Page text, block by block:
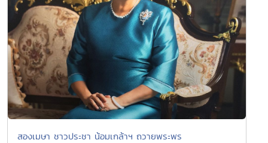
สองเมษา ชาวประชา น้อมเกล้าฯ ถวายพระพร